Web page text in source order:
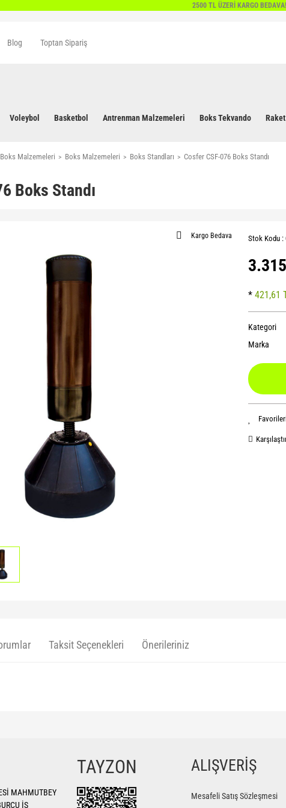
2500 TL ÜZERİ KARGO BEDAVA!
Blog Toptan Sipariş
Voleybol Basketbol Antrenman Malzemeleri Boks Tekvando
Boks Malzemeleri Boks Malzemeleri Boks Standları Cosfer CSF-076 Boks Standı
Boks Standı
Kargo Bedava Stok Kodu :
* 421,61
Kategori
Marka
Taksit Seçenekleri Önerileriniz
Yorum Yaz
bozuk veya görüntülenemiyor.
bulunuyor.
MAHMUTBEY
İŞ
TAYZON ALIŞVERİŞ
Mesafeli Satış Sözleşmesi